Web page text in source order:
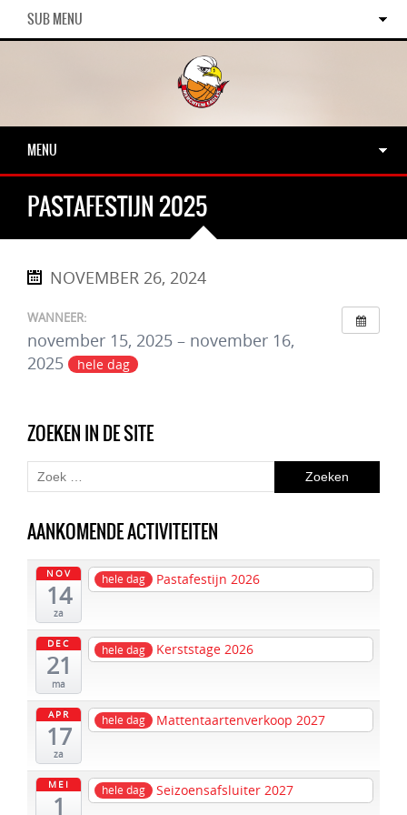
SUB MENU
MENU
PASTAFESTIJN 2025
NOVEMBER 26, 2024
WANNEER:
november 15, 2025 – november 16,
2025
hele dag
ZOEKEN IN DE SITE
AANKOMENDE ACTIVITEITEN
NOV
14
za
hele dag Pastafestijn 2026
DEC
21
ma
hele dag Kerststage 2026
APR
17
za
hele dag Mattentaartenverkoop 2027
MEI
1
hele dag Seizoensafsluiter 2027